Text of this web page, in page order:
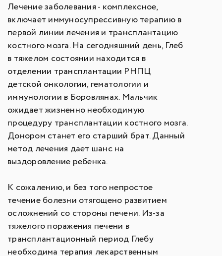
Лечение заболевания - комплексное,
включает иммуносупрессивную терапию в
первой линии лечения и трансплантацию
костного мозга. На сегодняшний день, Глеб
в тяжелом состоянии находится в
отделении трансплантации РНПЦ
детской онкологии, гематологии и
иммунологии в Боровлянах. Мальчик
ожидает жизненно необходимую
процедуру трансплантации костного мозга.
Донором станет его старший брат. Данный
метод лечения дает шанс на
выздоровление ребенка.
К сожалению, и без того непростое
течение болезни отягощено развитием
осложнений со стороны печени. Из-за
тяжелого поражения печени в
трансплантационный период Глебу
необходима терапия лекарственным